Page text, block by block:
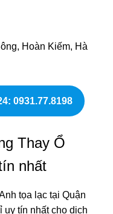
Hoàn Kiếm, Hà
: 0931.77.8198
Thay Ổ
nhất
tọa lạc tại Quận
uy tín nhất cho dịch